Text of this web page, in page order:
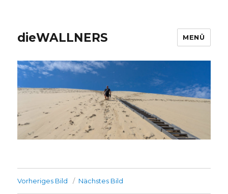
dieWALLNERS MENÜ
Vorheriges Bild Nächstes Bild